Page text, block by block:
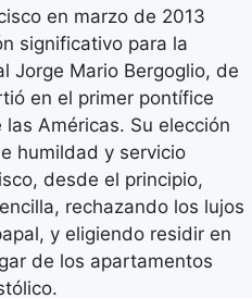
en marzo de 2013
significativo para la
Jorge Mario Bergoglio, de
en el primer pontífice
Américas. Su elección
humildad y servicio
desde el principio,
rechazando los lujos
y eligiendo residir en
de los apartamentos